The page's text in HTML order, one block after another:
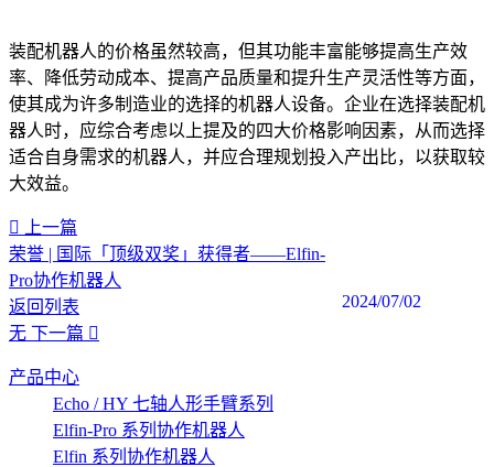
装配机器人的价格虽然较高，但其功能丰富能够提高生产效
率、降低劳动成本、提高产品质量和提升生产灵活性等方面，
使其成为许多制造业的选择的机器人设备。企业在选择装配机
器人时，应综合考虑以上提及的四大价格影响因素，从而选择
适合自身需求的机器人，并应合理规划投入产出比，以获取较
大效益。
上一篇
荣誉 | 国际「顶级双奖」获得者——Elfin-
Pro协作机器人
2024/07/02
返回列表
无 下一篇
产品中心
Echo / HY 七轴人形手臂系列
Elfin-Pro 系列协作机器人
Elfin 系列协作机器人